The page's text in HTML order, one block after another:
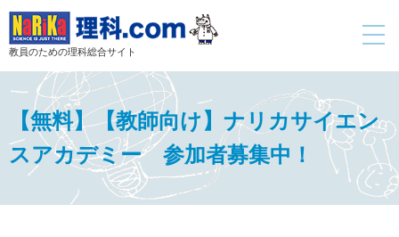
教員のための理科総合サイト
toggle
【無料】【教師向け】ナリカサイエン
スアカデミー 参加者募集中！